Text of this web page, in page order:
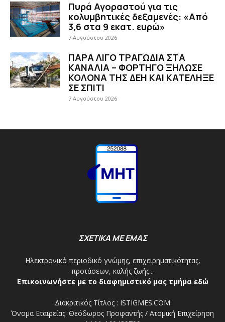
Πυρά Αγοραστού για τις
κολυμβητικές δεξαμενές: «Από
3,6 στα 9 εκατ. ευρώ»
7 Αυγούστου 2026
ΠΑΡΑ ΛΙΓΟ ΤΡΑΓΩΔΙΑ ΣΤΑ
ΚΑΝΑΛΙΑ – ΦΟΡΤΗΓΟ ΞΗΛΩΣΕ
ΚΟΛΟΝΑ ΤΗΣ ΔΕΗ ΚΑΙ ΚΑΤΕΛΗΞΕ
ΣΕ ΣΠΙΤΙ
7 Αυγούστου 2026
ΣΧΕΤΙΚΑ ΜΕ ΕΜΑΣ
Ηλεκτρονικό περιοδικό γνώμης, επιχειρηματικότητας,
προτάσεων, καλής ζωής...
Επικοινωνήστε με το διαφημιστικό μας τμήμα εδώ
Διακριτικός Τίτλος : ISTIGMES.COM
Όνομα Εταιρείας: Θεόδωρος Προφαντής / Ατομική Επιχείρηση